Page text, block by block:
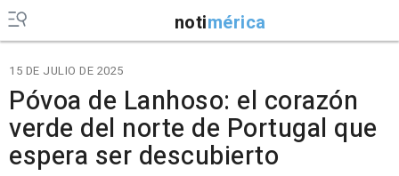
notimérica
15 DE JULIO DE 2025
Póvoa de Lanhoso: el corazón
verde del norte de Portugal que
espera ser descubierto